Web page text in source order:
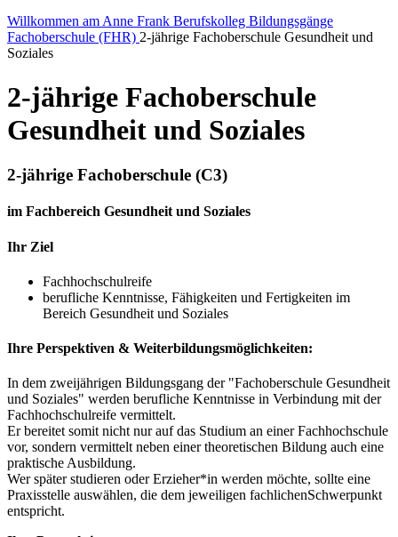
Willkommen am Anne Frank Berufskolleg Bildungsgänge
Fachoberschule (FHR) 2-jährige Fachoberschule Gesundheit und
Soziales
2-jährige Fachoberschule
Gesundheit und Soziales
2-jährige Fachoberschule (C3)
im Fachbereich Gesundheit und Soziales
Ihr Ziel
Fachhochschulreife
berufliche Kenntnisse, Fähigkeiten und Fertigkeiten im
Bereich Gesundheit und Soziales
Ihre Perspektiven & Weiterbildungsmöglichkeiten:
In dem zweijährigen Bildungsgang der "Fachoberschule Gesundheit
und Soziales" werden berufliche Kenntnisse in Verbindung mit der
Fachhochschulreife vermittelt.
Er bereitet somit nicht nur auf das Studium an einer Fachhochschule
vor, sondern vermittelt neben einer theoretischen Bildung auch eine
praktische Ausbildung.
Wer später studieren oder Erzieher*in werden möchte, sollte eine
Praxisstelle auswählen, die dem jeweiligen fachlichenSchwerpunkt
entspricht.